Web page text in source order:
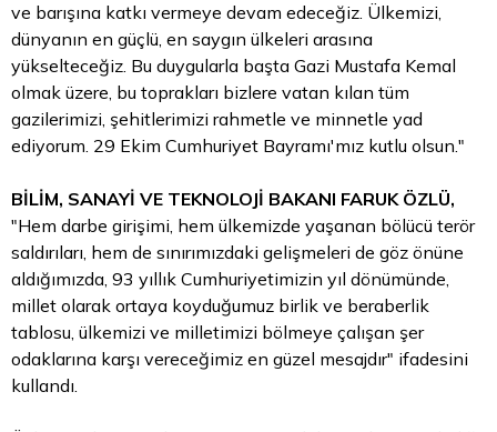
ve barışına katkı vermeye devam edeceğiz. Ülkemizi,
dünyanın en güçlü, en saygın ülkeleri arasına
yükselteceğiz. Bu duygularla başta Gazi Mustafa Kemal
olmak üzere, bu toprakları bizlere vatan kılan tüm
gazilerimizi, şehitlerimizi rahmetle ve minnetle yad
ediyorum. 29 Ekim Cumhuriyet Bayramı'mız kutlu olsun."
BİLİM, SANAYİ VE TEKNOLOJİ BAKANI FARUK ÖZLÜ,
"Hem darbe girişimi, hem ülkemizde yaşanan bölücü terör
saldırıları, hem de sınırımızdaki gelişmeleri de göz önüne
aldığımızda, 93 yıllık Cumhuriyetimizin yıl dönümünde,
millet olarak ortaya koyduğumuz birlik ve beraberlik
tablosu, ülkemizi ve milletimizi bölmeye çalışan şer
odaklarına karşı vereceğimiz en güzel mesajdır" ifadesini
kullandı.